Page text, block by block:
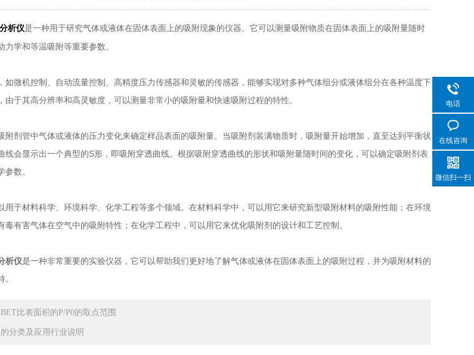
析仪是一种用于研究气体或液体在固体表面上的吸附现象的仪器。它可以测量吸附物质在固体表面上的吸附量随时
学和等温吸附等重要参数。
微机控制、自动流量控制、高精度压力传感器和灵敏的传感器，能够实现对多种气体组分或液体组分在各种温度下
由于其高分辨率和高灵敏度，可以测量非常小的吸附量和快速吸附过程的特性。
剂管中气体或液体的压力变化来确定样品表面的吸附量。当吸附剂装满物质时，吸附量开始增加，直至达到平衡状
线会显示出一个典型的S形，即吸附穿透曲线。根据吸附穿透曲线的形状和吸附量随时间的变化，可以确定吸附剂表
数。
于材料科学、环境科学、化学工程等多个领域。在材料科学中，可以用它来研究新型吸附材料的吸附性能；在环境
毒有害气体在空气中的吸附特性；在化学工程中，可以用它来优化吸附剂的设计和工艺控制。
析仪是一种非常重要的实验仪器，它可以帮助我们更好地了解气体或液体在固体表面上的吸附过程，并为吸附材料的
比表面积的P/P0的取点范围
分类及应用行业说明
电话
在线咨询
微信扫一扫